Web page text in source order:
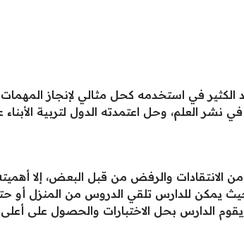
الكثير في استخدمه كحل مثالي لإنجاز
في نشر العلم، وحل اعتمدته الدول لتربية
الانتقادات والرفض من قبل البعض، إلا
حيث يمكن للدارس تلقي الدروس من المنزل أو
الدارس بحل الاختبارات والحصول على